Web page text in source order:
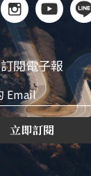
訂閱電子報
立即訂閱